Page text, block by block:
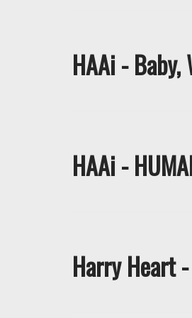
HAAi - Baby,
HAAi -
Harry Heart